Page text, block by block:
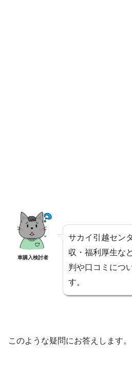
車購入検討者
サカイ引越セン
収・福利厚生な
判や口コミにつ
す。
このような疑問にお答えします。